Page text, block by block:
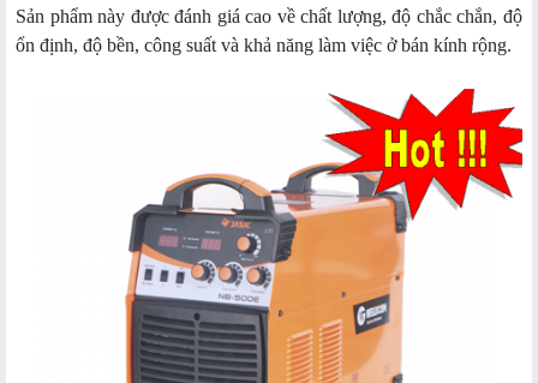
Sản phẩm này được đánh giá cao về chất lượng, độ chắc chắn, độ
ổn định, độ bền, công suất và khả năng làm việc ở bán kính rộng.